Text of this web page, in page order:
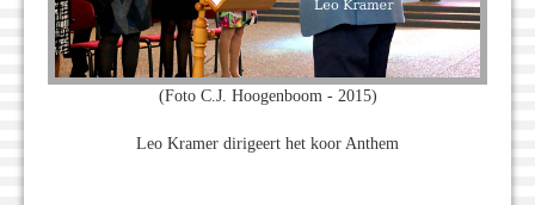
(Foto C.J. Hoogenboom - 2015)
Leo Kramer dirigeert het koor Anthem